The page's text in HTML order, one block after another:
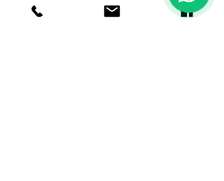
Buy Now